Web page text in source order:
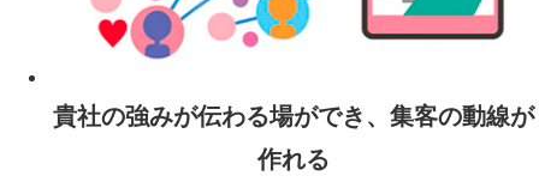
貴社の強みが伝わる場ができ、集客の動線が
作れる